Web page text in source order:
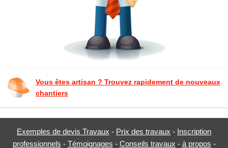
Vous êtes artisan ? Trouvez rapidement de nouveaux
chantiers
Exemples de devis Travaux - Prix des travaux - Inscription
professionnels - Témoignages - Conseils travaux - à propos -